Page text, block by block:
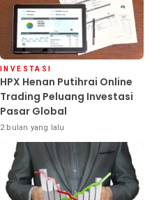
INVESTASI
HPX Henan Putihrai Online
Trading Peluang Investasi
Pasar Global
2 bulan yang lalu